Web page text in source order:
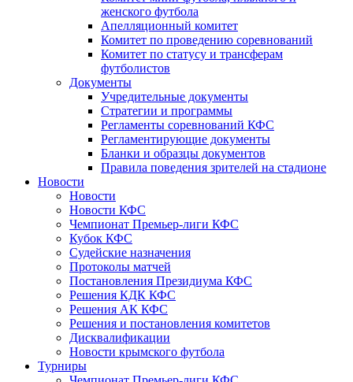
женского футбола
Апелляционный комитет
Комитет по проведению соревнований
Комитет по статусу и трансферам
футболистов
Документы
Учредительные документы
Стратегии и программы
Регламенты соревнований КФС
Регламентирующие документы
Бланки и образцы документов
Правила поведения зрителей на стадионе
Новости
Новости
Новости КФС
Чемпионат Премьер-лиги КФС
Кубок КФС
Судейские назначения
Протоколы матчей
Постановления Президиума КФС
Решения КДК КФС
Решения АК КФС
Решения и постановления комитетов
Дисквалификации
Новости крымского футбола
Турниры